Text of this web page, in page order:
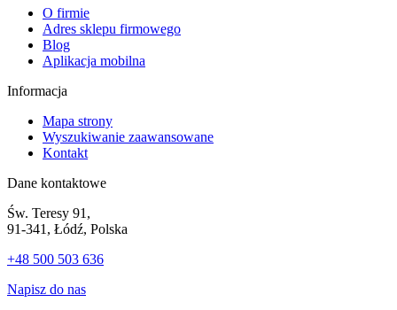
O firmie
Adres sklepu firmowego
Blog
Aplikacja mobilna
Informacja
Mapa strony
Wyszukiwanie zaawansowane
Kontakt
Dane kontaktowe
Św. Teresy 91,
91-341, Łódź, Polska
+48 500 503 636
Napisz do nas